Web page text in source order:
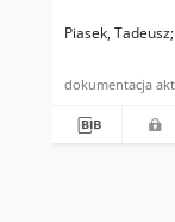
kartami wzoru
Piasek, Tadeusz